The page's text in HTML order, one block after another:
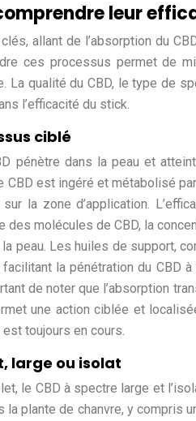
leur
allant de l’absorption du
ces processus permet de
qualité du CBD, le type de
l’efficacité du stick.
ciblé
pénètre dans la peau et
CBD est ingéré et métabolisé
la zone d’application.
molécules de CBD, la
peau. Les huiles de support,
la pénétration du CBD à
de noter que l’absorption
une action ciblée et
toujours en cours.
large ou isolat
le CBD à spectre large et
plante de chanvre, y compris